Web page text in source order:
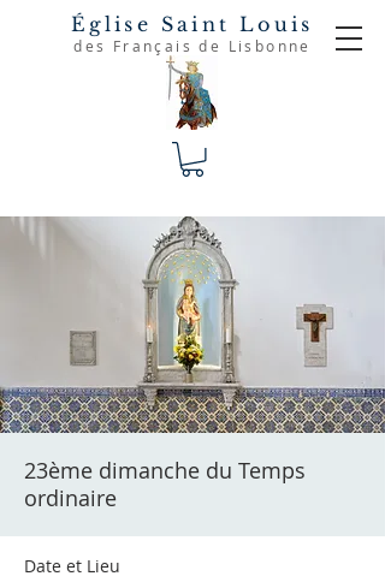
Église Saint Louis
des Français de Lisbonne
23ème dimanche du Temps
ordinaire
Date et Lieu